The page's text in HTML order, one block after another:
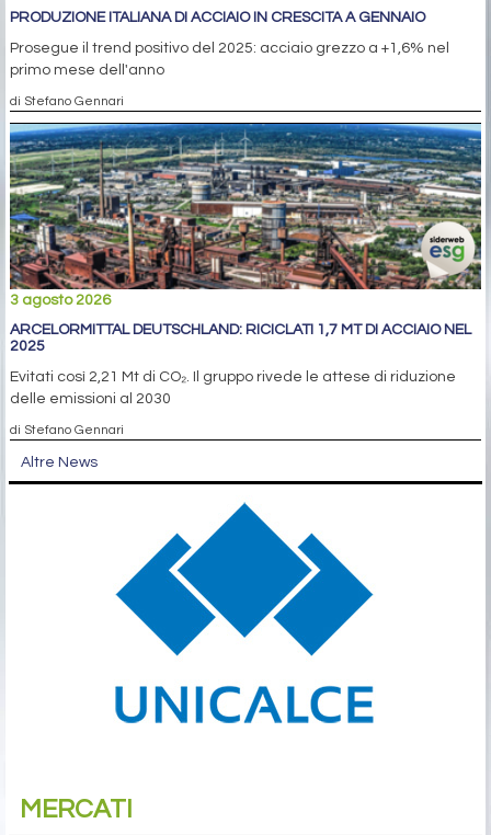
PRODUZIONE ITALIANA DI ACCIAIO IN CRESCITA A GENNAIO
Prosegue il trend positivo del 2025: acciaio grezzo a +1,6% nel
primo mese dell'anno
di Stefano Gennari
3 agosto 2026
ARCELORMITTAL DEUTSCHLAND: RICICLATI 1,7 MT DI ACCIAIO NEL
2025
Evitati così 2,21 Mt di CO₂. Il gruppo rivede le attese di riduzione
delle emissioni al 2030
di Stefano Gennari
Altre News
MERCATI